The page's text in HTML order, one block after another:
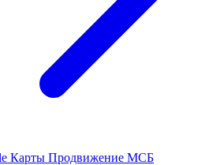
Карты Продвижение МСБ